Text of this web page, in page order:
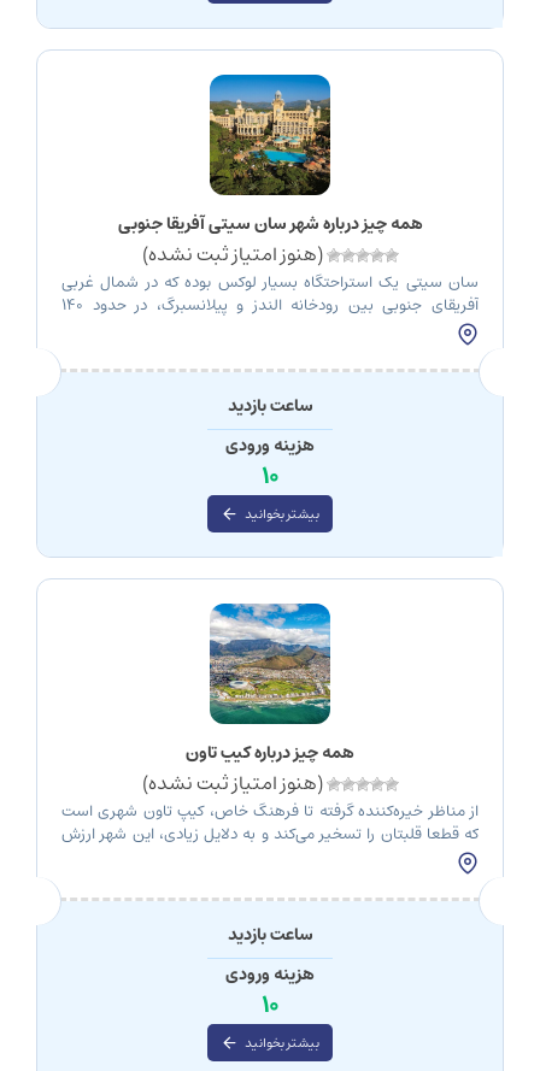
همه چیز درباره شهر سان سیتی آفریقا جنوبی
(هنوز امتیاز ثبت نشده)
سان سیتی یک استراحتگاه بسیار لوکس بوده که در شمال غربی
آفریقای جنوبی بین رودخانه الندز و پیلانسبرگ، در حدود 140
کیلومتری شمال غربی ژوهانسبورگ، در نزدیکی شهر راستنبرگ واقع
شده است. این مجموعه با پارک ملی پیلانسبرگ هم مرز است.
استراحتگاه سان سیتی در سال 1979 افتتاح شد و از آن زمان به یکی
ساعت بازدید
هزینه ورودی
10
بیشتر بخوانید
همه چیز درباره کیپ تاون
(هنوز امتیاز ثبت نشده)
از مناظر خیره‌کننده گرفته تا فرهنگ خاص، کیپ تاون شهری است
که قطعا قلبتان را تسخیر می‌کند و به دلایل زیادی، این شهر ارزش
چند بار سفر را دارد. با این حال قبل از اینکه راهی این مقصد جادویی
شوید، بهتر است اطلاعاتی در این باره داشته باشید تا بتوانید نهایت
استفاده را از این […]
ساعت بازدید
هزینه ورودی
10
بیشتر بخوانید